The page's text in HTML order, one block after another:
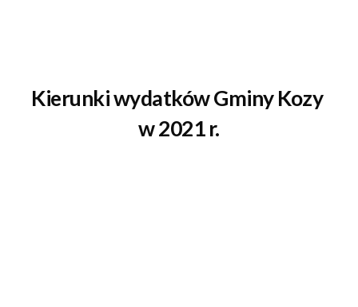
Kierunki wydatków Gminy Kozy
w 2021 r.